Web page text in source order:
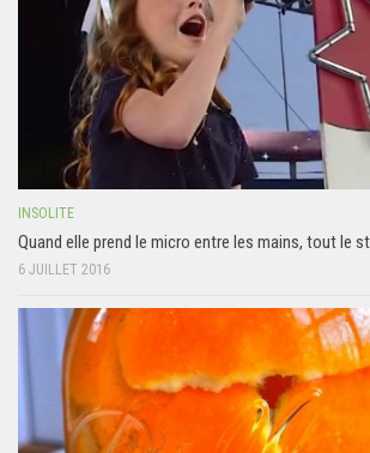
INSOLITE
Quand elle prend le micro entre les mains, tout le
6 JUILLET 2016